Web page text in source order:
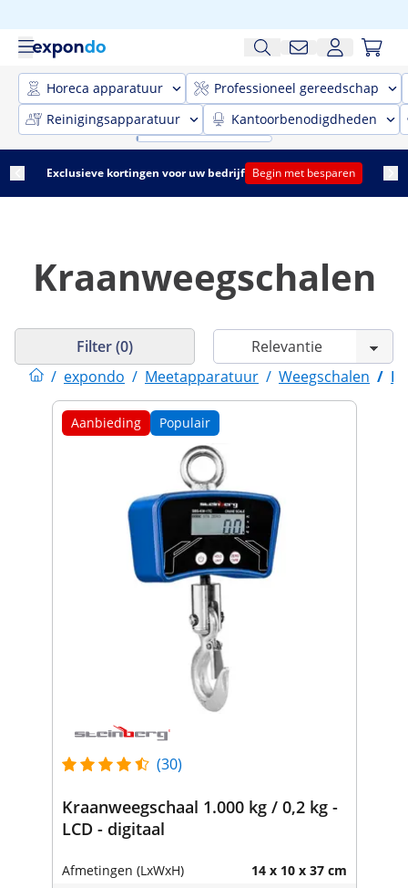
Horeca apparatuur
Professioneel gereedschap
Reinigingsapparatuur
Kantoorbenodigdheden
Exclusieve kortingen voor uw bedrijf Begin met besparen
Kraanweegschalen
/ expondo / Meetapparatuur / Weegschalen /
Filter (0)
Aanbieding Populair
(30)
Kraanweegschaal 1.000 kg / 0,2 kg -
LCD - digitaal
Afmetingen (LxWxH) 14 x 10 x 37 cm